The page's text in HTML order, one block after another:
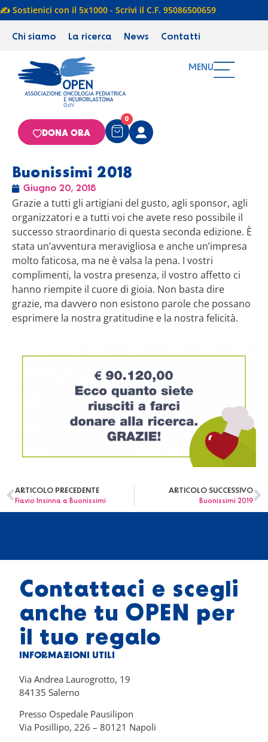
✍️ Sostienici con il 5x1000 - Scrivi il C.F. 95086500659
Chi siamo La ricerca News Contatti
MENU
0
DONA ORA
Buonissimi 2018
Giugno 20, 2018
Grazie a tutti gli artigiani del gusto, agli sponsor, agli
organizzatori e a tutti voi che avete reso possibile il
successo straordinario di questa seconda edizione. È
stata un’avventura meravigliosa e anche un’impresa
molto faticosa, ma ne è valsa la pena. I vostri
complimenti, la vostra presenza, il vostro affetto ci
hanno riempite il cuore di gioia. Non basta dire
grazie, ma davvero non esistono parole che possano
esprimere la nostra gratitudine e la nostra felicità.
ARTICOLO PRECEDENTE
Flavio Insinna a Buonissimi
ARTICOLO SUCCESSIVO
Buonissimi 2019
Contattaci e scegli
anche tu OPEN per
il tuo regalo
INFORMAZIONI UTILI
Via Andrea Laurogrotto, 19
84135 Salerno
Presso Ospedale Pausilipon
Via Posillipo, 226 – 80121 Napoli